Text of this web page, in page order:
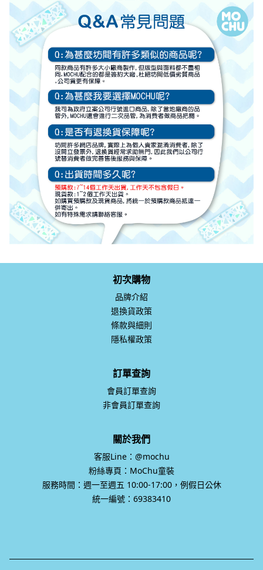
初次購物
品牌介紹
退換貨政策
條款與細則
隱私權政策
訂單查詢
會員訂單查詢
非會員訂單查詢
關於我們
客服Line：@mochu
粉絲專頁：MoChu童裝
服務時間：週一至週五 10:00-17:00，例假日公休
統一編號：69383410